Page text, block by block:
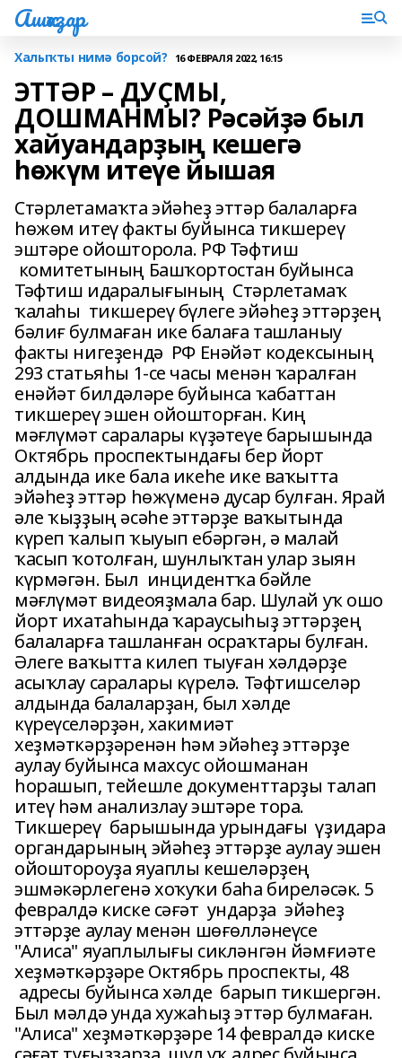
Ашҡаҙар
Халыҡты нимә борсой? 16 ФЕВРАЛЯ 2022, 16:15
ЭТТӘР – ДУҪМЫ,
ДОШМАНМЫ? Рәсәйҙә был
хайуандарҙың кешегә
һөжүм итеүе йышая
Стәрлетамаҡта эйәһеҙ эттәр балаларға
һөжөм итеү факты буйынса тикшереү
эштәре ойошторола. РФ Тәфтиш
комитетының Башҡортостан буйынса
Тәфтиш идаралығының Стәрлетамаҡ
ҡалаһы тикшереү бүлеге эйәһеҙ эттәрҙең
бәлиғ булмаған ике балаға ташланыу
факты нигеҙендә РФ Енәйәт кодексының
293 статьяһы 1-се часы менән ҡаралған
енәйәт билдәләре буйынса ҡабаттан
тикшереү эшен ойошторған. Киң
мәғлүмәт саралары күҙәтеүе барышында
Октябрь проспектындағы бер йорт
алдында ике бала икеһе ике ваҡытта
эйәһеҙ эттәр һөжүменә дусар булған. Ярай
әле ҡыҙҙың әсәһе эттәрҙе ваҡытында
күреп ҡалып ҡыуып ебәргән, ә малай
ҡасып ҡотолған, шунлыҡтан улар зыян
күрмәгән. Был инцидентҡа бәйле
мәғлүмәт видеояҙмала бар. Шулай уҡ ошо
йорт ихатаһында ҡараусыһыҙ эттәрҙең
балаларға ташланған осраҡтары булған.
Әлеге ваҡытта килеп тыуған хәлдәрҙе
асыҡлау саралары күрелә. Тәфтишселәр
алдында балаларҙан, был хәлде
күреүселәрҙән, хакимиәт
хеҙмәткәрҙәренән һәм эйәһеҙ эттәрҙе
аулау буйынса махсус ойошманан
һорашып, тейешле документтарҙы талап
итеү һәм анализлау эштәре тора.
Тикшереү барышында урындағы үҙидара
органдарының эйәһеҙ эттәрҙе аулау эшен
ойоштороуҙа яуаплы кешеләрҙең
эшмәкәрлегенә хоҡуҡи баһа биреләсәк. 5
февралдә киске сәғәт ундарҙа эйәһеҙ
эттәрҙе аулау менән шөғөлләнеүсе
"Алиса" яуаплылығы сикләнгән йәмғиәте
хеҙмәткәрҙәре Октябрь проспекты, 48
адресы буйынса хәлде барып тикшергән.
Был мәлдә унда хужаһыҙ эттәр булмаған.
"Алиса" хеҙмәткәрҙәре 14 февралдә киске